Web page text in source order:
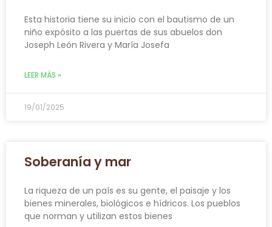
Esta historia tiene su inicio con el bautismo de un
niño expósito a las puertas de sus abuelos don
Joseph León Rivera y María Josefa
LEER MÁS »
19/01/2025
Soberanía y mar
La riqueza de un país es su gente, el paisaje y los
bienes minerales, biológicos e hídricos. Los pueblos
que norman y utilizan estos bienes